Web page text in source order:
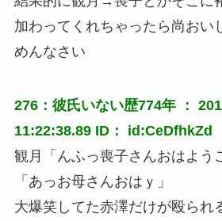
加わってくれちゃったら尚おい
めんなさい
276：彼氏いない歴774年 ：
11:22:38.89 ID： id:CeDfhkZd
観月「んふっ喪子さんおはよう
「あっお母さんおはｙ」
大爆笑してた赤澤だけが殴られ